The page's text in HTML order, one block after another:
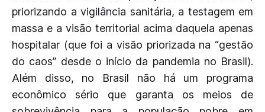
priorizando a vigilância sanitária, a testagem em
massa e a visão territorial acima daquela apenas
hospitalar (que foi a visão priorizada na “gestão
do caos” desde o início da pandemia no Brasil).
Além disso, no Brasil não há um programa
econômico sério que garanta os meios de